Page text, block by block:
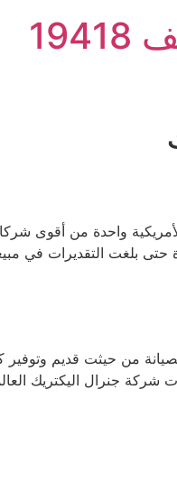
جنرال الكتريك الأمريكية
حتى بلغت التقديرات في
من حيثت قديم
جنرال اليكتريك